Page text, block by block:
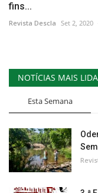
fins...
Revista Descla Set 2, 2020
NOTÍCIAS MAIS
Esta Semana